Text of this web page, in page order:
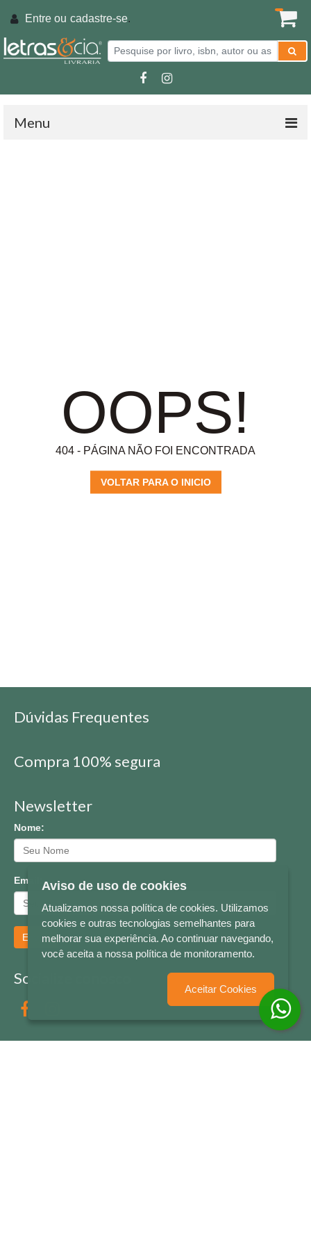
Entre ou cadastre-se.
Menu
OOPS!
404 - PÁGINA NÃO FOI ENCONTRADA
VOLTAR PARA O INICIO
Dúvidas Frequentes
Compra 100% segura
Newsletter
Nome:
Email:
Enviar
Socialize conosco
Aviso de uso de cookies
Atualizamos nossa política de cookies. Utilizamos
cookies e outras tecnologias semelhantes para
melhorar sua experiência. Ao continuar navegando,
você aceita a nossa política de monitoramento.
Aceitar Cookies